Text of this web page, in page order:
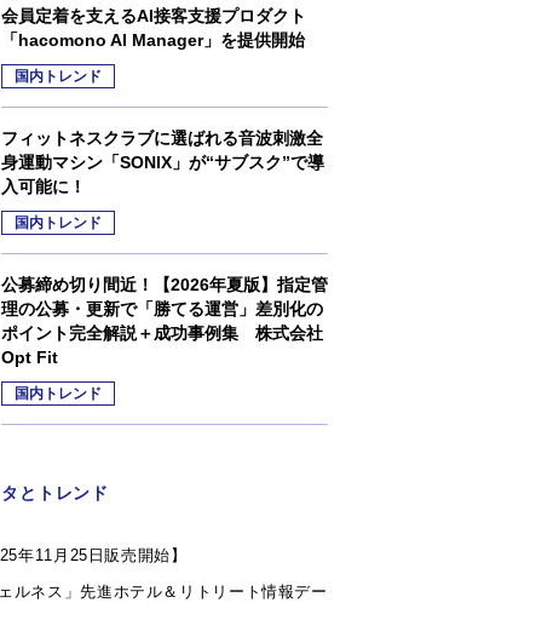
会員定着を支えるAI接客支援プロダクト
「hacomono AI Manager」を提供開始
国内トレンド
フィットネスクラブに選ばれる音波刺激全
身運動マシン「SONIX」が“サブスク”で導
入可能に！
国内トレンド
公募締め切り間近！【2026年夏版】指定管
理の公募・更新で「勝てる運営」差別化の
ポイント完全解説＋成功事例集 株式会社
Opt Fit
国内トレンド
とトレンド
年11月25日販売開始】
ェルネス」先進ホテル＆リトリート情報デー